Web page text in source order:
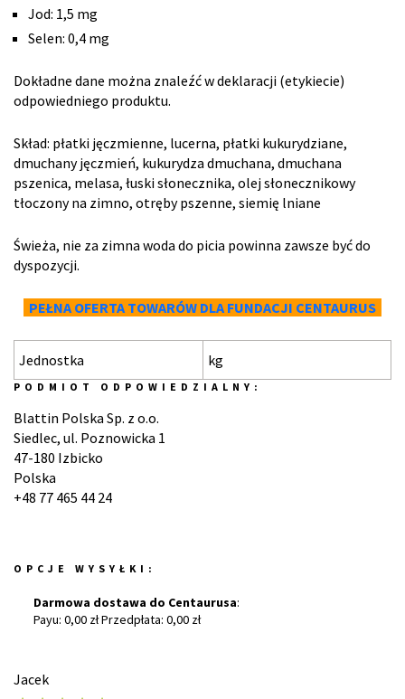
Jod: 1,5 mg
Selen: 0,4 mg
Dokładne dane można znaleźć w deklaracji (etykiecie)
odpowiedniego produktu.
Skład: płatki jęczmienne, lucerna, płatki kukurydziane,
dmuchany jęczmień, kukurydza dmuchana, dmuchana
pszenica, melasa, łuski słonecznika, olej słonecznikowy
tłoczony na zimno, otręby pszenne, siemię lniane
Świeża, nie za zimna woda do picia powinna zawsze być do
dyspozycji.
PEŁNA OFERTA TOWARÓW DLA FUNDACJI CENTAURUS
Jednostka kg
PODMIOT ODPOWIEDZIALNY:
Blattin Polska Sp. z o.o.
Siedlec, ul. Poznowicka 1
47-180 Izbicko
Polska
+48 77 465 44 24
OPCJE WYSYŁKI:
Darmowa dostawa do Centaurusa:
Payu: 0,00 zł Przedpłata: 0,00 zł
Jacek